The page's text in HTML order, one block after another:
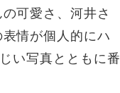
可愛さ、河井さ
情が個人的にハ
い写真とともに番